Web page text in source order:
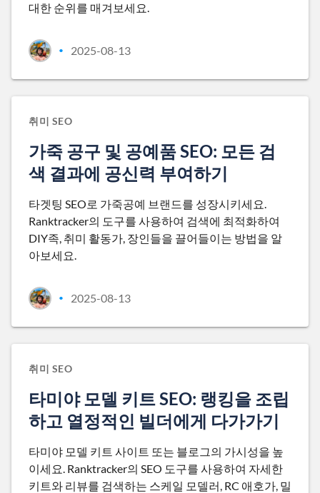
대한 순위를 매겨보세요.
• 2025-08-13
취미 SEO
가죽 공구 및 공예품 SEO: 모든 검
색 결과에 공신력 부여하기
타겟팅 SEO로 가죽공예 브랜드를 성장시키세요.
Ranktracker의 도구를 사용하여 검색에 최적화하여
DIY족, 취미 활동가, 장인들을 끌어들이는 방법을 알
아보세요.
• 2025-08-13
취미 SEO
타미야 모델 키트 SEO: 랭킹을 조립
하고 열정적인 빌더에게 다가가기
타미야 모델 키트 사이트 또는 블로그의 가시성을 높
이세요. Ranktracker의 SEO 도구를 사용하여 자세한
키트와 리뷰를 검색하는 스케일 모델러, RC 애호가, 밀